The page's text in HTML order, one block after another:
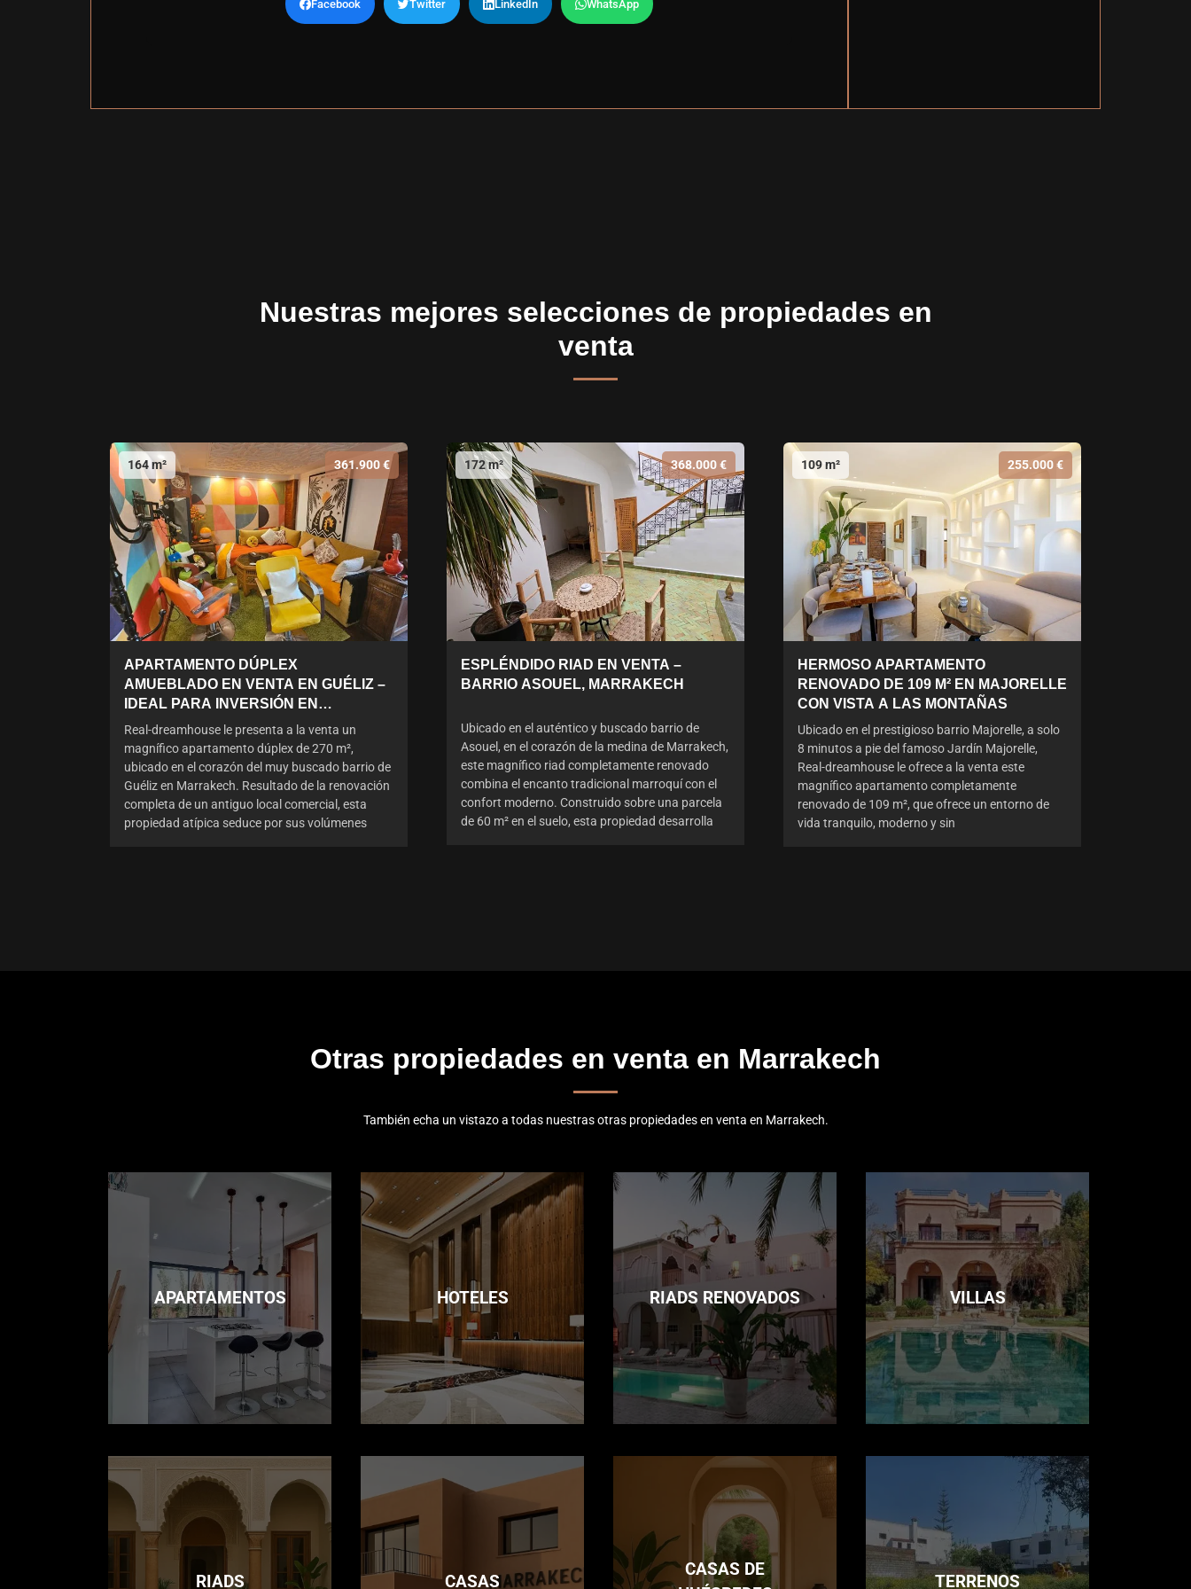
Facebook Twitter LinkedIn WhatsApp
Nuestras mejores selecciones de propiedades en
venta
164 m² 361.900 €
APARTAMENTO DÚPLEX
AMUEBLADO EN VENTA EN GUÉLIZ –
IDEAL PARA INVERSIÓN EN
ALQUILER
Real-dreamhouse le presenta a la venta un
magnífico apartamento dúplex de 270 m²,
ubicado en el corazón del muy buscado barrio de
Guéliz en Marrakech. Resultado de la renovación
completa de un antiguo local comercial, esta
propiedad atípica seduce por sus volúmenes
172 m² 368.000 €
ESPLÉNDIDO RIAD EN VENTA –
BARRIO ASOUEL, MARRAKECH
Ubicado en el auténtico y buscado barrio de
Asouel, en el corazón de la medina de Marrakech,
este magnífico riad completamente renovado
combina el encanto tradicional marroquí con el
confort moderno. Construido sobre una parcela
de 60 m² en el suelo, esta propiedad desarrolla
109 m² 255.000 €
HERMOSO APARTAMENTO
RENOVADO DE 109 M² EN MAJORELLE
CON VISTA A LAS MONTAÑAS
Ubicado en el prestigioso barrio Majorelle, a solo
8 minutos a pie del famoso Jardín Majorelle,
Real-dreamhouse le ofrece a la venta este
magnífico apartamento completamente
renovado de 109 m², que ofrece un entorno de
vida tranquilo, moderno y sin
Otras propiedades en venta en Marrakech
También echa un vistazo a todas nuestras otras propiedades en venta en Marrakech.
APARTAMENTOS HOTELES RIADS RENOVADOS VILLAS
RIADS CASAS
CASAS DE
TERRENOS